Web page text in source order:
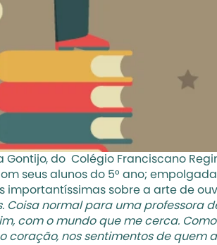
do  Colégio Franciscano
seus alunos do 5° ano;
sobre a arte de
Coisa normal para uma professora
com o mundo que me cerca.
coração, nos sentimentos de quem